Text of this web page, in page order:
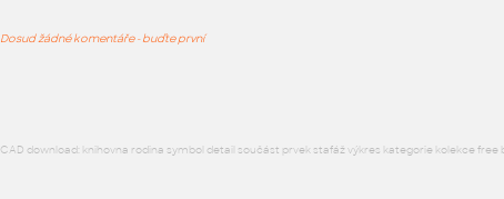
Dosud žádné komentáře - buďte první
CAD download: knihovna rodina symbol detail součást prvek stafáž výkres kategorie kolekce free